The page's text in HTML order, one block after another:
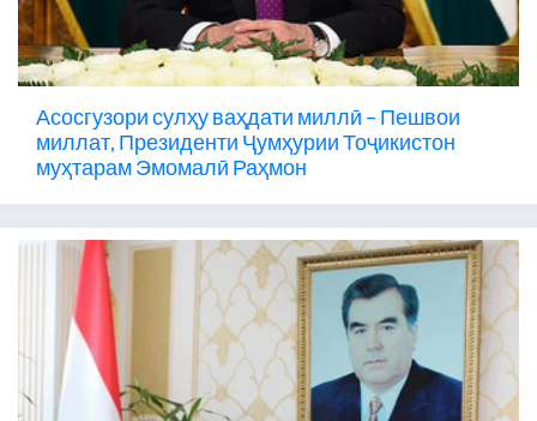
Асосгузори сулҳу ваҳдати миллӣ – Пешвои
миллат, Президенти Ҷумҳурии Тоҷикистон
муҳтарам Эмомалӣ Раҳмон